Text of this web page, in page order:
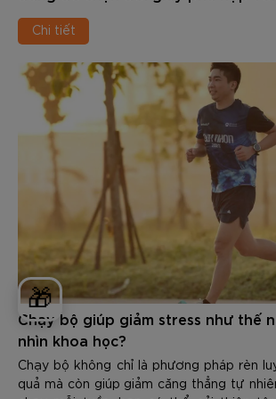
🎁
Chi tiết
Chạy bộ giúp giảm stress như thế
nhìn khoa học?
Chạy bộ không chỉ là phương pháp rèn
quả mà còn giúp giảm căng thẳng tự